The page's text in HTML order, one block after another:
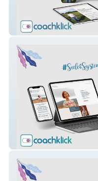
Neubarth
Lück Coaching